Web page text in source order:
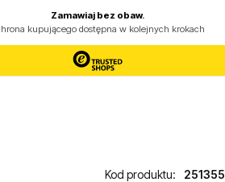
Kod produktu: 251355